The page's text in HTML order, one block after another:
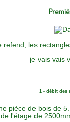
refend, les
je vais vais
1 - débit des
pièce de bois de
l'étage de